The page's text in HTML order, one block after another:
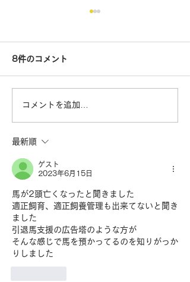
日本屈指の観光型養老牧
風雲児 1/2（Yogiboヴェ
ルサイユリゾートファー
ム 岩﨑 崇文）
8件のコメント
コメントを追加…
最新順
ゲスト
2023年6月15日
馬が2頭亡くなったと聞きました
適正飼育、適正飼養管理も出来てないと聞き
ました
引退馬支援の広告塔のような方が
そんな感じで馬を預かってるのを知りがっか
りしました